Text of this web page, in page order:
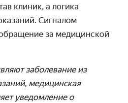
клиник, а логика
Сигналом
за медицинской
заболевание из
медицинская
уведомление о